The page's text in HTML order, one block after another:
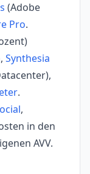
(Adobe
Pro.
, Synthesia
.
,
in den
AVV.